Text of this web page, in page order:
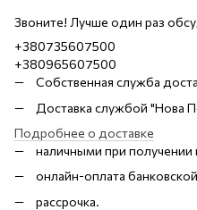
Звоните! Лучше один раз
+380735607500
+380965607500
Собственная служба
Доставка службой "Нова
Подробнее о доставке
наличными при получении
онлайн-оплата
рассрочка.